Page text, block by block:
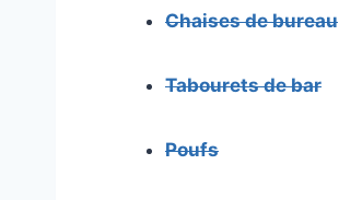
Chaises de bureau
Tabourets de bar
Poufs